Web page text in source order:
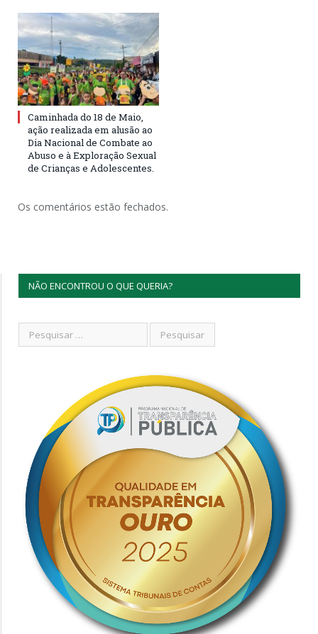
Caminhada do 18 de Maio,
ação realizada em alusão ao
Dia Nacional de Combate ao
Abuso e à Exploração Sexual
de Crianças e Adolescentes.
Os comentários estão fechados.
NÃO ENCONTROU O QUE QUERIA?